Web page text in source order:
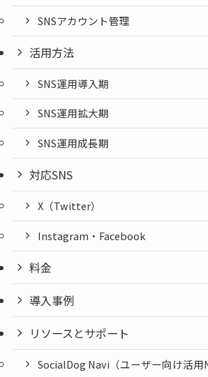
SNSアカウント管理
活用方法
SNS運用導入期
SNS運用拡大期
SNS運用成長期
対応SNS
X（Twitter）
Instagram・Facebook
料金
導入事例
リソースとサポート
SocialDog Navi（ユーザー向け活用